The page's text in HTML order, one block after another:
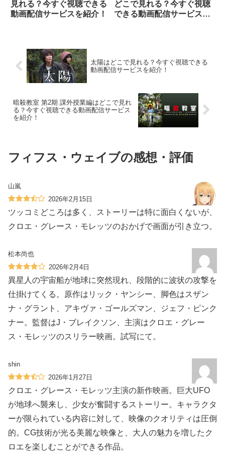
見れる？今すぐ視聴できる
動画配信サービスを紹介！
どこで見れる？今すぐ視聴
できる動画配信サービスを
太陽はどこで見れる？今すぐ視聴できる
動画配信サービスを紹介！
暗殺教室 第2期 課外授業編はどこで見れ
る？今すぐ視聴できる動画配信サービス
を紹介！
フィフス・ウェイブの感想・評価
山嵐
2026年2月15日
ツッコミどころは多く、ストーリーは特に面白くないが、
クロエ・グレース・モレッツのおかげで画面が引き立つ。
松本尚也
2026年2月4日
異星人の宇宙船が地球に突然現れ、段階的に波状の攻撃を
仕掛けてくる。原作はリック・ヤンシー、脚色はスザン
ナ・グラント、アキヴァ・ゴールズマン、ジェフ・ピンク
ナー。監督はJ・ブレイクソン、主演はクロエ・グレー
ス・モレッツのスリラー映画。試写にて。
shin
2026年1月27日
クロエ・グレース・モレッツ主演の新作映画。巨大UFO
が地球へ襲来し、少女が奮闘するストーリー。キャラクタ
ーが限られている内容に対して、映像のクオリティは圧倒
的。CG技術が光る美麗な映像と、大人の魅力を増したク
ロエを楽しむことができる作品。